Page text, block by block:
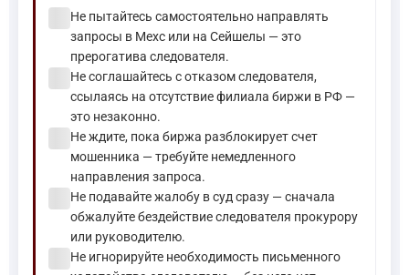
Не пытайтесь самостоятельно направлять
запросы в Mexc или на Сейшелы — это
прерогатива следователя.
Не соглашайтесь с отказом следователя,
ссылаясь на отсутствие филиала биржи в РФ —
это незаконно.
Не ждите, пока биржа разблокирует счет
мошенника — требуйте немедленного
направления запроса.
Не подавайте жалобу в суд сразу — сначала
обжалуйте бездействие следователя прокурору
или руководителю.
Не игнорируйте необходимость письменного